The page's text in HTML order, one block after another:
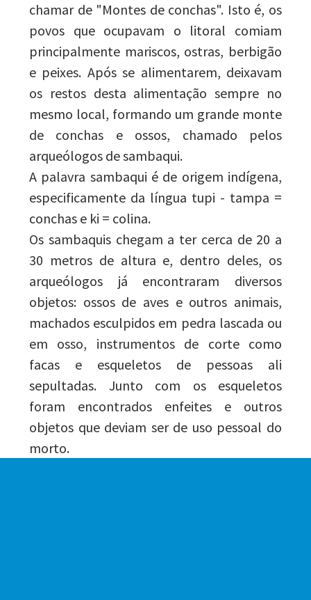
chamar de "Montes de conchas". Isto é, os
povos que ocupavam o litoral comiam
principalmente mariscos, ostras, berbigão
e peixes. Após se alimentarem, deixavam
os restos desta alimentação sempre no
mesmo local, formando um grande monte
de conchas e ossos, chamado pelos
arqueólogos de sambaqui.
A palavra sambaqui é de origem indígena,
especificamente da língua tupi - tampa =
conchas e ki = colina.
Os sambaquis chegam a ter cerca de 20 a
30 metros de altura e, dentro deles, os
arqueólogos já encontraram diversos
objetos: ossos de aves e outros animais,
machados esculpidos em pedra lascada ou
em osso, instrumentos de corte como
facas e esqueletos de pessoas ali
sepultadas. Junto com os esqueletos
foram encontrados enfeites e outros
objetos que deviam ser de uso pessoal do
morto.